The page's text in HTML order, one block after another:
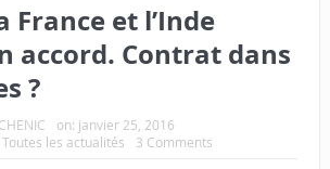
France et l’Inde
accord. Contrat dans
?
on: janvier 25, 2016
Toutes les actualités 3 Comments